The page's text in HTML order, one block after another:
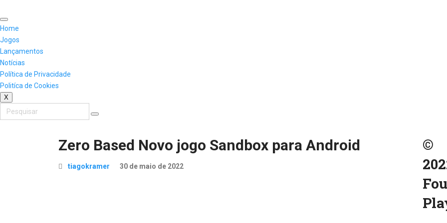
to
content
Home
Jogos
Lançamentos
Notícias
Política de Privacidade
Politíca de Cookies
X
Zero Based Novo jogo Sandbox para Android
tiagokramer 30 de maio de 2022
©